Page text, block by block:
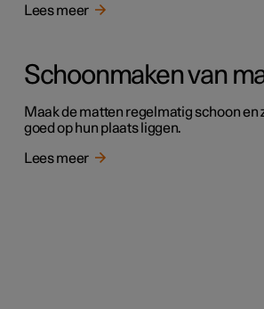
Lees meer
Schoonmaken van
Maak de matten regelmatig schoon en
goed op hun plaats liggen.
Lees meer